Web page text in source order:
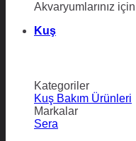
Akvaryumlarınız
Kuş
Kategoriler
Kuş Bakım Ürünleri
Markalar
Sera